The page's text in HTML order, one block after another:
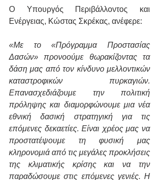
Ο Υπουργός Περιβάλλοντος και
Ενέργειας, Κώστας Σκρέκας, ανέφερε:
«Με το «Πρόγραμμα Προστασίας
Δασών» προνοούμε θωρακίζοντας τα
δάση μας από τον κίνδυνο μελλοντικών
καταστροφικών πυρκαγιών.
Επανασχεδιάζουμε την πολιτική
πρόληψης και διαμορφώνουμε μια νέα
εθνική δασική στρατηγική για τις
επόμενες δεκαετίες. Είναι χρέος μας να
προστατέψουμε τη φυσική μας
κληρονομιά από τις μεγάλες προκλήσεις
της κλιματικής κρίσης και να την
παραδώσουμε στις επόμενες γενιές. Η